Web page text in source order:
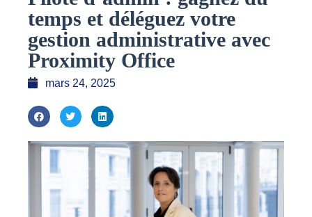
temps et déléguez votre
gestion administrative avec
Proximity Office
mars 24, 2025